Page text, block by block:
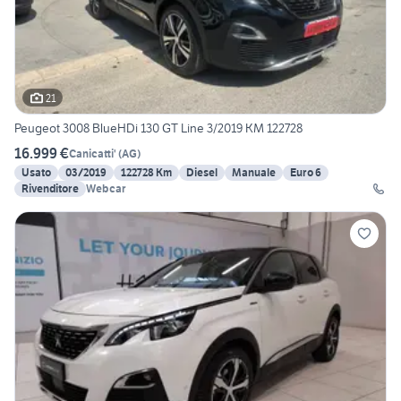
21
Peugeot 3008 BlueHDi 130 GT Line 3/2019 KM 122728
16.999 €Canicatti' (AG)
Usato
03/2019 122728 Km Diesel Manuale
Euro 6
Rivenditore Webcar